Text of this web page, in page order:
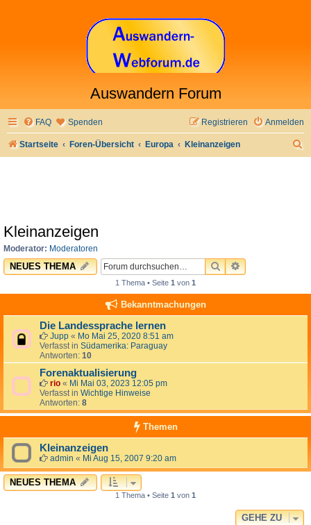
Auswandern Forum
FAQ Spenden Anmelden
Registrieren
Startseite Foren-Übersicht Europa Kleinanzeigen
Kleinanzeigen
Moderator: Moderatoren
NEUES THEMA SUCHEERWEITERTE
1 Thema • Seite 1 von 1
Bekanntmachungen
Die Landessprache lernen
Jupp « Mo Mai 25, 2020 8:51 am
Verfasst in Südamerika: Paraguay
Antworten: 10
Forenaktualisierung
rio « Mi Mai 03, 2023 12:05 pm
Verfasst in Wichtige Hinweise
Antworten: 8
Themen
Kleinanzeigen
admin « Mi Aug 15, 2007 9:20 am
NEUES THEMA
1 Thema • Seite 1 von 1
GEHE ZU